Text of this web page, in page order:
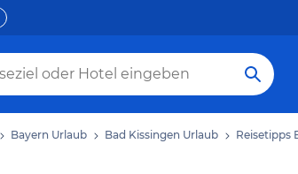
Bayern Urlaub Bad Kissingen Urlaub Reisetipps